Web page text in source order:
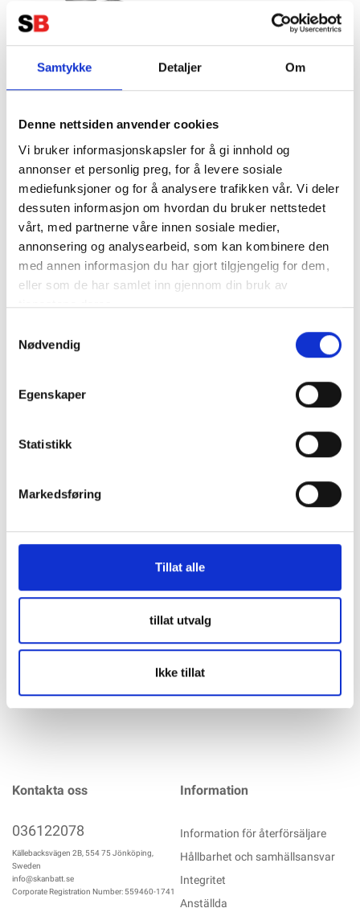
Samtykke Detaljer Om
Denne nettsiden anvender cookies
Vi bruker informasjonskapsler for å gi innhold og
annonser et personlig preg, for å levere sosiale
mediefunksjoner og for å analysere trafikken vår. Vi deler
dessuten informasjon om hvordan du bruker nettstedet
vårt, med partnerne våre innen sosiale medier,
annonsering og analysearbeid, som kan kombinere den
med annen informasjon du har gjort tilgjengelig for dem,
eller som de har samlet inn gjennom din bruk av
tjenestene deres.
Nødvendig
Egenskaper
Statistikk
Markedsføring
Tillat alle
tillat utvalg
Ikke tillat
K2 SingleRail Climber 36/50 Set
(tre delar)
En tvärkoppling för K2 SingleRail 36 & 50 och K2 CrossRail 36
& 48. Muttrar och bultar ingår. Material: aluminium E..
mer info
Får endast installeras av ett auktoriserat installatör
Dela den här produkten
Beskrivning
En tvärkoppling för K2 SingleRail 36 & 50 och K2 CrossRail 36
& 48. Muttrar och bultar ingår. Material: aluminium EN AW-
Kontakta oss
036122078
Källebacksvägen 2B, 554 75 Jönköping,
Sweden
info@skanbatt.se
Corporate Registration Number: 559460-1741
Information
Information för återförsäljare
Hållbarhet och samhällsansvar
Integritet
Anställda